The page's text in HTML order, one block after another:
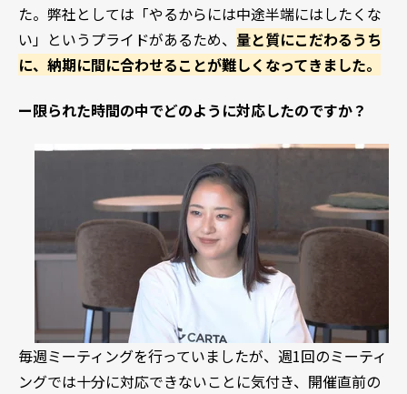
た。弊社としては「やるからには中途半端にはしたくな
い」というプライドがあるため、 量と質にこだわるうち
に、納期に間に合わせることが難しくなってきました。
ー限られた時間の中でどのように対応したのですか？
毎週ミーティングを行っていましたが、週1回のミーティ
ングでは十分に対応できないことに気付き、開催直前の